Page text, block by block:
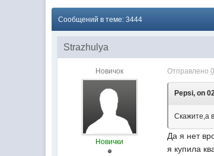
Сообщений в теме: 3444
Strazhulya
Новичок
Новички
Отправлено
Pepsi, on
Скажите,а
Да я нет
я купила